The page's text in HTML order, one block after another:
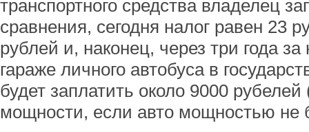
транспортного средства владелец
сравнения, сегодня налог равен 23
рублей и, наконец, через три года
гараже личного автобуса в
будет заплатить около 9000
мощности, если авто мощностью не